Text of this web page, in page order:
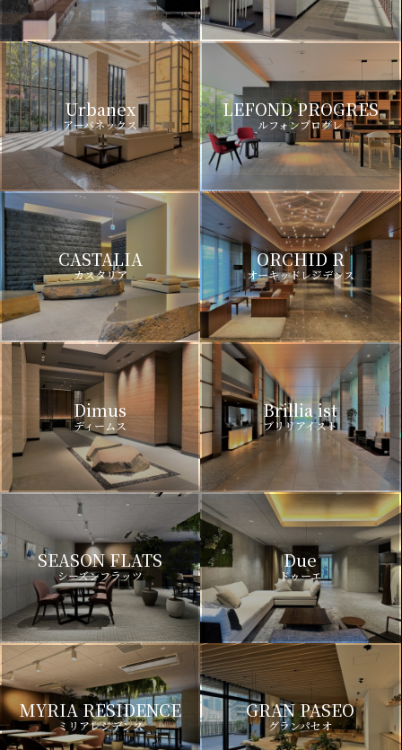
Urbanex
アーバネックス
LEFOND PROGRES
ルフォンプログレ
CASTALIA
カスタリア
ORCHID R
オーキッドレジデンス
Dimus
ディームス
Brillia ist
ブリリアイスト
SEASON FLATS
シーズンフラッツ
Due
ドゥーエ
MYRIA RESIDENCE
ミリアレジデンス
GRAN PASEO
グランパセオ